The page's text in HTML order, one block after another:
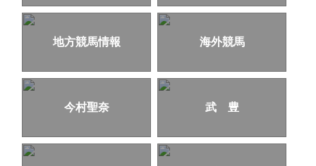
地方競馬情報 海外競馬
今村聖奈 武 豊